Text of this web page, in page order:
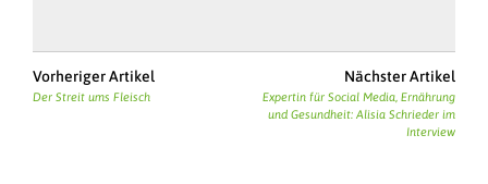
Vorheriger Artikel
Der Streit ums Fleisch
Nächster Artikel
Expertin für Social Media, Ernährung
und Gesundheit: Alisia Schrieder im
Interview